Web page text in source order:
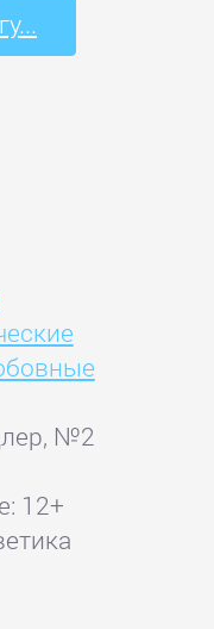
№2
12+